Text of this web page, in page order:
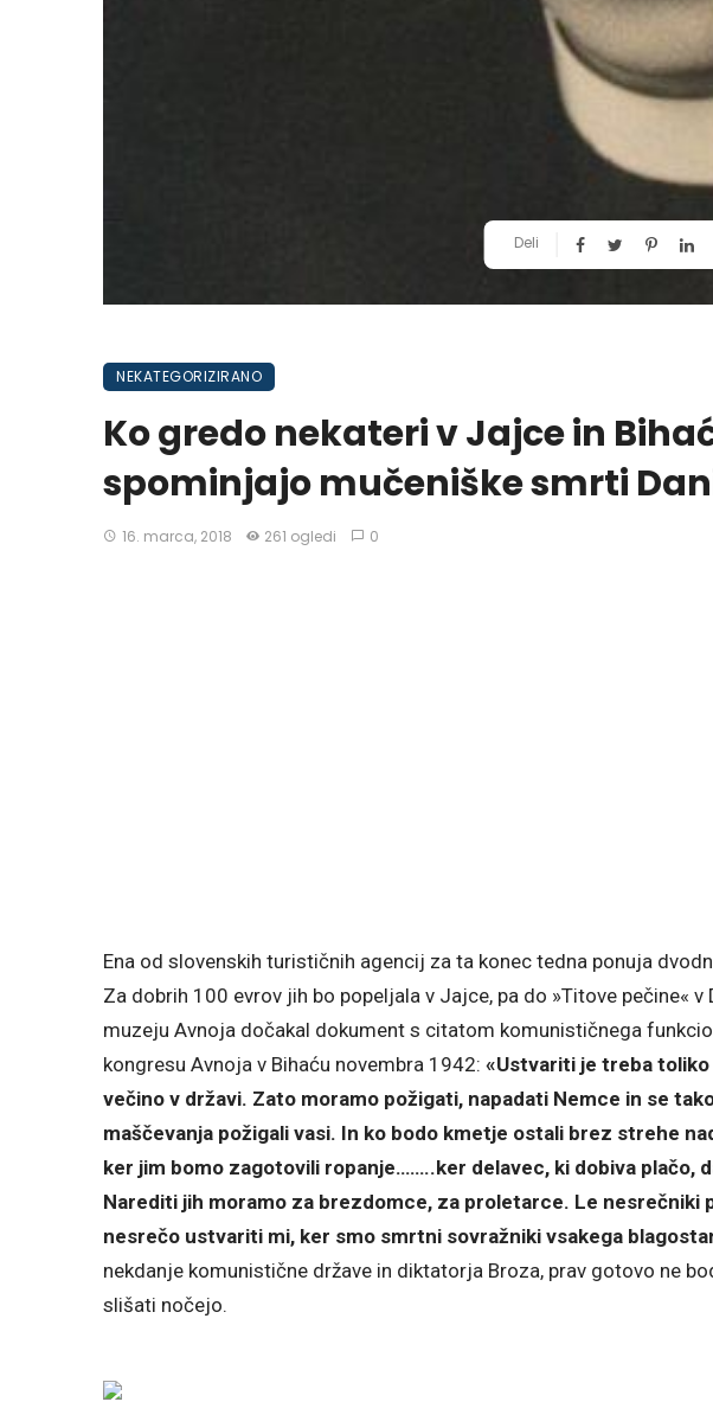
Deli
NEKATEGORIZIRANO
Ko gredo nekateri v Jajce in
spominjajo mučeniške smrti
16. marca, 2018 261 ogledi 0
Ena od slovenskih turističnih agencij za ta konec tedna ponuja
Za dobrih 100 evrov jih bo popeljala v Jajce, pa do »Titove pečine« v
muzeju Avnoja dočakal dokument s citatom komunističnega
kongresu Avnoja v Bihaću novembra 1942: «Ustvariti je treba
večino v državi. Zato moramo požigati, napadati Nemce in se
maščevanja požigali vasi. In ko bodo kmetje ostali brez strehe
ker jim bomo zagotovili ropanje……..ker delavec, ki dobiva plačo,
Narediti jih moramo za brezdomce, za proletarce. Le nesrečniki
nesrečo ustvariti mi, ker smo smrtni sovražniki vsakega
nekdanje komunistične države in diktatorja Broza, prav gotovo ne
slišati nočejo.